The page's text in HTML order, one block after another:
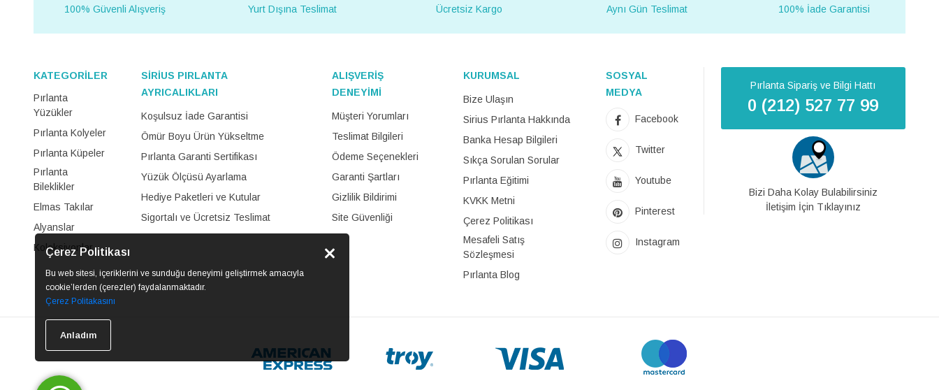
Çerez Politikası
Bu web sitesi, içeriklerini ve sunduğu deneyimi geliştirmek amacıyla
cookie’lerden (çerezler) faydalanmaktadır.
Çerez Politakasını
Anladım
100% Güvenli Alışveriş Yurt Dışına Teslimat Ücretsiz Kargo Aynı Gün Teslimat 100% İade Garantisi
KATEGORİLER
Pırlanta
Yüzükler
Pırlanta Kolyeler
Pırlanta Küpeler
Pırlanta
Bileklikler
Elmas Takılar
Alyanslar
Koleksiyonlar
SİRİUS PIRLANTA
AYRICALIKLARI
Koşulsuz İade Garantisi
Ömür Boyu Ürün Yükseltme
Pırlanta Garanti Sertifikası
Yüzük Ölçüsü Ayarlama
Hediye Paketleri ve Kutular
Sigortalı ve Ücretsiz Teslimat
ALIŞVERİŞ
DENEYİMİ
Müşteri Yorumları
Teslimat Bilgileri
Ödeme Seçenekleri
Garanti Şartları
Gizlilik Bildirimi
Site Güvenliği
KURUMSAL
Bize Ulaşın
Sirius Pırlanta Hakkında
Banka Hesap Bilgileri
Sıkça Sorulan Sorular
Pırlanta Eğitimi
KVKK Metni
Çerez Politikası
Mesafeli Satış
Sözleşmesi
Pırlanta Blog
SOSYAL
MEDYA
Facebook
Twitter
Youtube
Pinterest
Instagram
Pırlanta Sipariş ve Bilgi Hattı
0 (212) 527 77 99
Bizi Daha Kolay Bulabilirsiniz
İletişim İçin Tıklayınız